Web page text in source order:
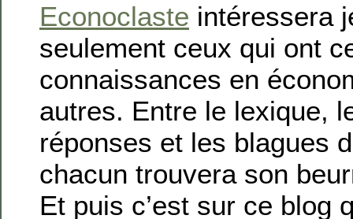
Econoclaste intéressera
seulement ceux qui ont
connaissances en
autres. Entre le lexique,
réponses et les blagues
chacun trouvera son
Et puis c’est sur ce blog